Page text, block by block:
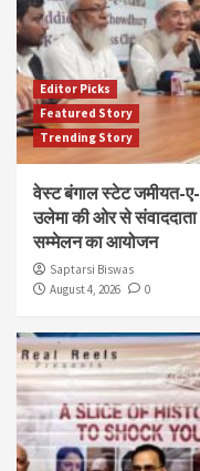
Editor Picks
Featured Story
Trending Story
वेस्ट बंगाल स्टेट जमीयत-ए-
उलेमा की ओर से संवाददाता
सम्मेलन का आयोजन
Saptarsi Biswas
August 4, 2026
0